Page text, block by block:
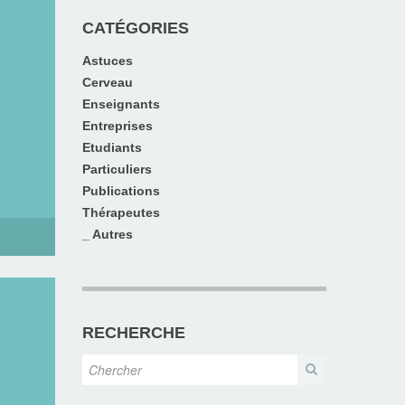
CATÉGORIES
Astuces
Cerveau
Enseignants
Entreprises
Etudiants
Particuliers
Publications
Thérapeutes
_ Autres
RECHERCHE